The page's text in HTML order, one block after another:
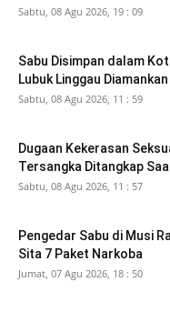
Sabtu, 08 Agu 2026, 19 : 09
Sabu Disimpan dalam
Lubuk Linggau
Sabtu, 08 Agu 2026, 11 : 59
Dugaan Kekerasan
Tersangka Ditangkap
Sabtu, 08 Agu 2026, 11 : 57
Pengedar Sabu di Musi
Sita 7 Paket Narkoba
Jumat, 07 Agu 2026, 18 : 50